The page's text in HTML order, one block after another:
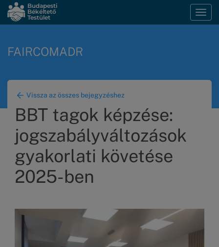
Ugrás
tartalomra
Budapesti
Békéltető
Testület
FAIRCOMADR
Vissza az összes bejegyzéshez
BBT tagok képzése:
jogszabályváltozások
gyakorlati követése
2025-ben
Kép